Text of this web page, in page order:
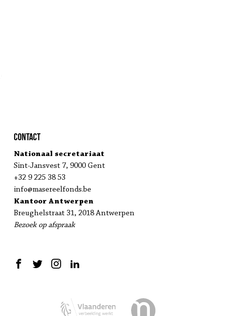
Contact
Nationaal secretariaat
Sint-Jansvest 7, 9000 Gent
+32 9 225 38 53
info@masereelfonds.be
Kantoor Antwerpen
Breughelstraat 31, 2018 Antwerpen
Bezoek op afspraak